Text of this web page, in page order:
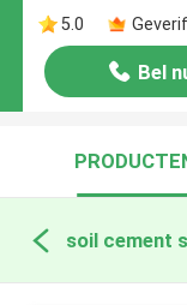
5.0
Bel
soil cement